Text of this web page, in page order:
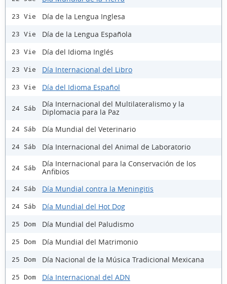
23 Vie Día de la Lengua Inglesa
23 Vie Día de la Lengua Española
23 Vie Día del Idioma Inglés
23 Vie Día Internacional del Libro
23 Vie Día del Idioma Español
24 Sáb
Día Internacional del Multilateralismo y la
Diplomacia para la Paz
24 Sáb Día Mundial del Veterinario
24 Sáb Día Internacional del Animal de Laboratorio
24 Sáb
Día Internacional para la Conservación de los
Anfibios
24 Sáb Día Mundial contra la Meningitis
24 Sáb Día Mundial del Hot Dog
25 Dom Día Mundial del Paludismo
25 Dom Día Mundial del Matrimonio
25 Dom Día Nacional de la Música Tradicional Mexicana
25 Dom Día Internacional del ADN